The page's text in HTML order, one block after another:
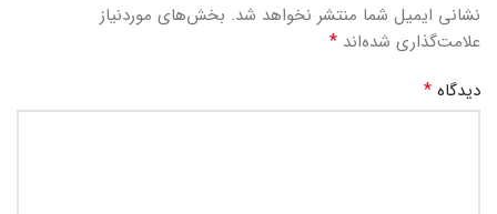
نشانی ایمیل شما منتشر نخواهد شد. بخش‌های موردنیاز
علامت‌گذاری شده‌اند *
دیدگاه *